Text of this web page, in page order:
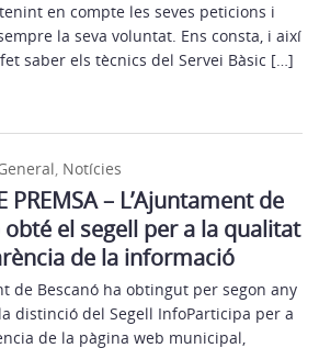
tenint en compte les seves peticions i
la seva voluntat. Ens consta, i així
saber els tècnics del Servei Bàsic […]
, Notícies
PREMSA – L’Ajuntament de
obté el segell per a la qualitat
de la informació
de Bescanó ha obtingut per segon any
distinció del Segell InfoParticipa per a
de la pàgina web municipal,